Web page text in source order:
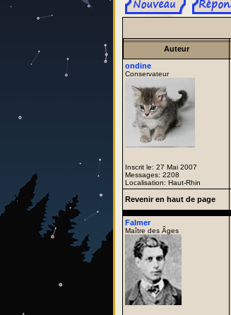
Auteur
ondine
Conservateur
Inscrit le: 27 Mai 2007
Messages: 2208
Localisation: Haut-Rhin
Revenir en haut de page
Falmer
Maître des Âges